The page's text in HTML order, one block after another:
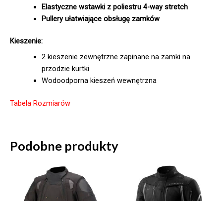
Elastyczne wstawki z poliestru 4-way stretch
Pullery ułatwiające obsługę zamków
Kieszenie:
2 kieszenie zewnętrzne zapinane na zamki na
przodzie kurtki
Wodoodporna kieszeń wewnętrzna
Tabela Rozmiarów
Podobne produkty